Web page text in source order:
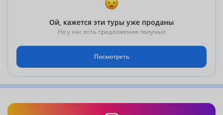
BARRY BOUTIQUE HOTEL 5 *-1221$
OCEAN SONIC RESORT 5 *-1500$
стильный отель,расположен в бухте Санья бей, красивая территория, все
Ой, кажется эти туры уже проданы
Но у нас есть предложения получше
Посмотреть